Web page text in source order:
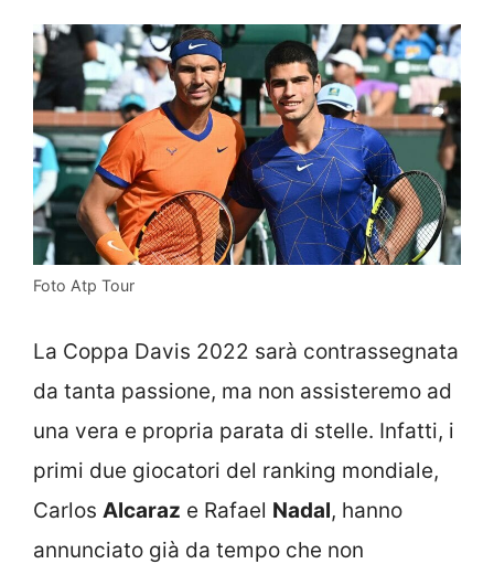
Foto Atp Tour
La Coppa Davis 2022 sarà contrassegnata
da tanta passione, ma non assisteremo ad
una vera e propria parata di stelle. Infatti, i
primi due giocatori del ranking mondiale,
Carlos Alcaraz e Rafael Nadal, hanno
annunciato già da tempo che non